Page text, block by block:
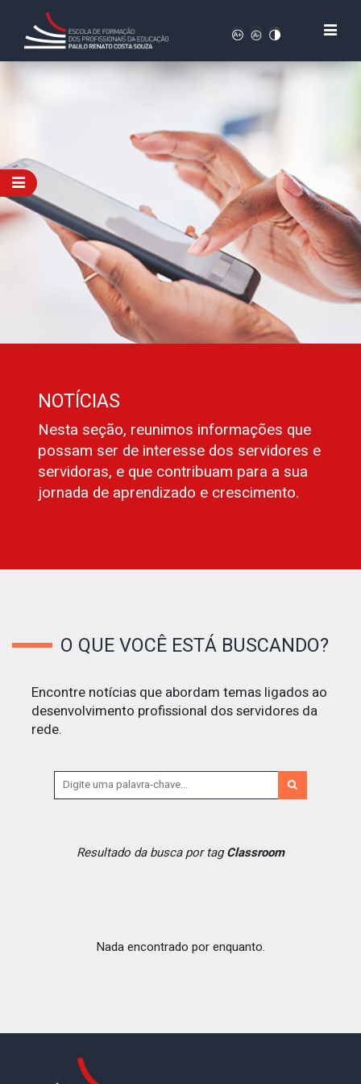
NOTÍCIAS
Nesta seção, reunimos informações que
possam ser de interesse dos servidores e
servidoras, e que contribuam para a sua
jornada de aprendizado e crescimento.
O QUE VOCÊ ESTÁ BUSCANDO?
Encontre notícias que abordam temas ligados ao
desenvolvimento profissional dos servidores da
rede.
Resultado da busca por tagClassroom
Nada encontrado por enquanto.